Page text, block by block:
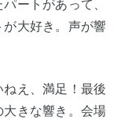
ートがあって、
大好き。声が響
え、満足！最後
きな響き。会場